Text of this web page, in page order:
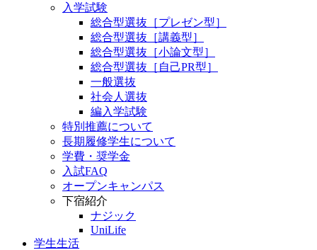
入学試験
総合型選抜［プレゼン型］
総合型選抜［講義型］
総合型選抜［小論文型］
総合型選抜［自己PR型］
一般選抜
社会人選抜
編入学試験
特別推薦について
長期履修学生について
学費・奨学金
入試FAQ
オープンキャンパス
下宿紹介
ナジック
UniLife
学生生活